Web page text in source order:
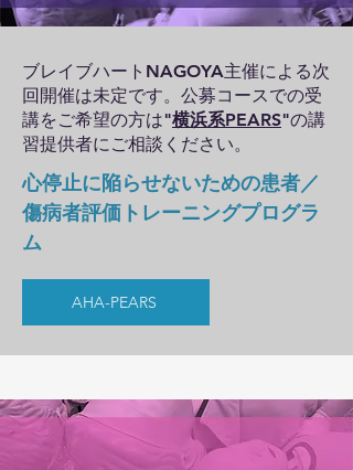
ブレイブハートNAGOYA主催による次
回開催は未定です。公募コースでの受
講をご希望の方は"横浜系PEARS"の講
習提供者にご相談ください。
​心停止に陥らせないための患者／
傷病者評価トレーニングプログラ
ム
AHA-PEARS